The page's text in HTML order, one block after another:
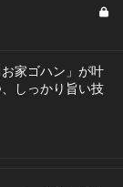
家ゴハン」が叶
しっかり旨い技